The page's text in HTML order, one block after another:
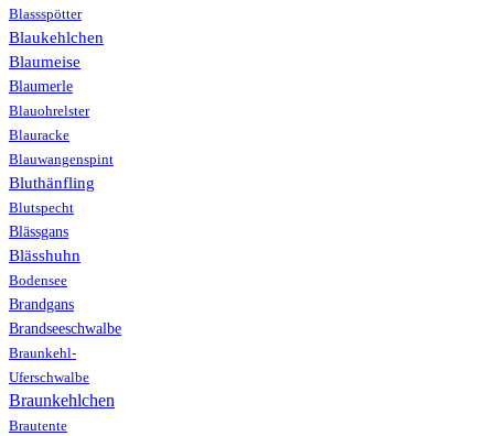
Blassspötter
Blaukehlchen
Blaumeise
Blaumerle
Blauohrelster
Blauracke
Blauwangenspint
Bluthänfling
Blutspecht
Blässgans
Blässhuhn
Bodensee
Brandgans
Brandseeschwalbe
Braunkehl-
Uferschwalbe
Braunkehlchen
Brautente